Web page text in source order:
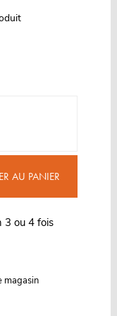
AU PANIER
3 ou 4 fois
magasin